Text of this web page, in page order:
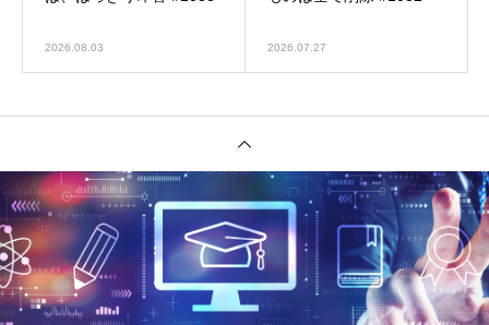
2026.08.03 2026.07.27